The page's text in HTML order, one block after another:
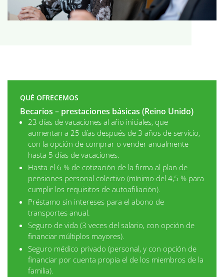
QUÉ OFRECEMOS
Becarios – prestaciones básicas (Reino Unido)
23 días de vacaciones al año iniciales, que
aumentan a 25 días después de 3 años de servicio,
con la opción de comprar o vender anualmente
hasta 5 días de vacaciones.
Hasta el 6 % de cotización de la firma al plan de
pensiones personal colectivo (mínimo del 4,5 % para
cumplir los requisitos de autoafiliación).
Préstamo sin intereses para el abono de
transportes anual.
Seguro de vida (3 veces del salario, con opción de
financiar múltiplos mayores).
Seguro médico privado (personal, y con opción de
financiar por cuenta propia el de los miembros de la
familia).